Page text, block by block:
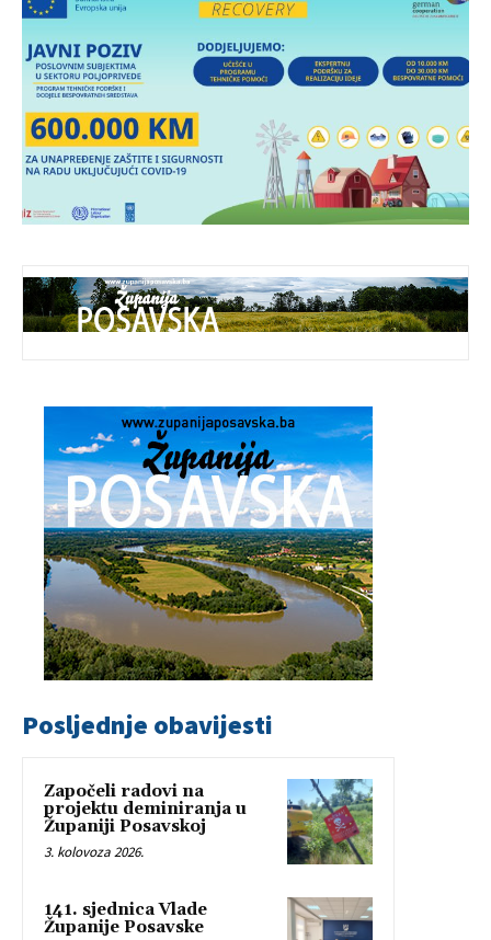
Posljednje obavijesti
Započeli radovi na
projektu deminiranja u
Županiji Posavskoj
3. kolovoza 2026.
141. sjednica Vlade
Županije Posavske